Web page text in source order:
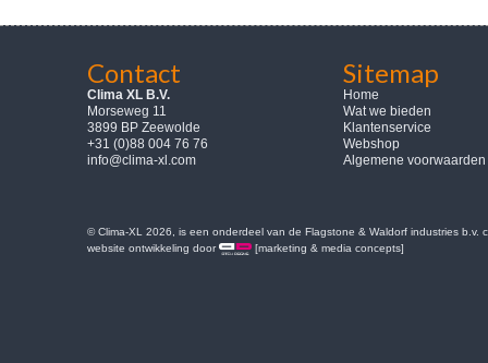
Contact
Clima XL B.V.
Morseweg 11
3899 BP Zeewolde
+31 (0)88 004 76 76
info@clima-xl.com
Sitemap
Home
Wat we bieden
Klantenservice
Webshop
Algemene voorwaarden
© Clima-XL 2026, is een onderdeel van de Flagstone & Waldorf industries b.v.
website ontwikkeling door
[marketing & media concepts]